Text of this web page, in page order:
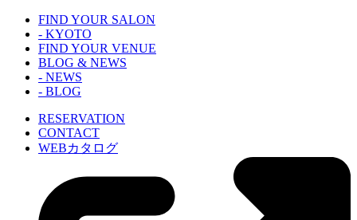
FIND YOUR SALON
- KYOTO
FIND YOUR VENUE
BLOG & NEWS
- NEWS
- BLOG
RESERVATION
CONTACT
WEBカタログ